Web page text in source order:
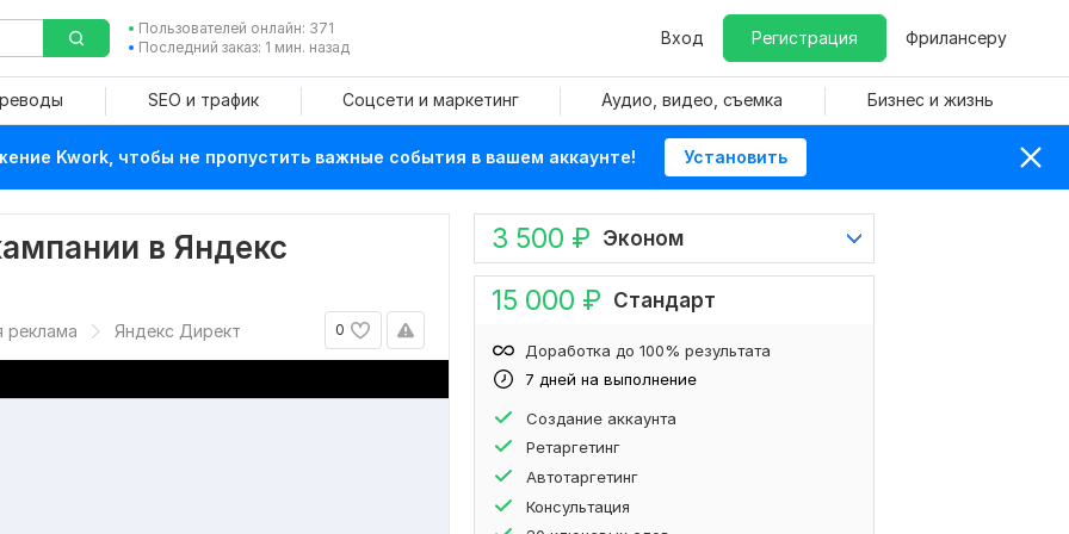
Пользователей онлайн: 371
Последний заказ: 1 мин. назад
Вход Регистрация Фрилансеру
SEO и трафик Соцсети и маркетинг Аудио, видео, съемка Бизнес и жизнь
Kwork, чтобы не пропустить важные события в вашем аккаунте! Установить
в Яндекс
0
реклама Яндекс Директ
3 500 ₽ Эконом
15 000 ₽ Стандарт
7 дней на выполнение
Доработка до 100% результата
Создание аккаунта
Ретаргетинг
Автотаргетинг
Консультация